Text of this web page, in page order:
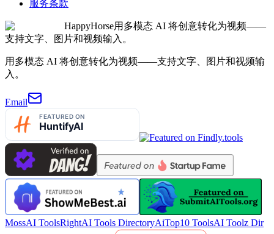
服务条款
HappyHorse用多模态 AI 将创意转化为视频——
支持文字、图片和视频输入。
用多模态 AI 将创意转化为视频——支持文字、图片和视频输
入。
Email
MossAI ToolsRightAI Tools DirectoryAiTop10 ToolsAI Toolz Dir